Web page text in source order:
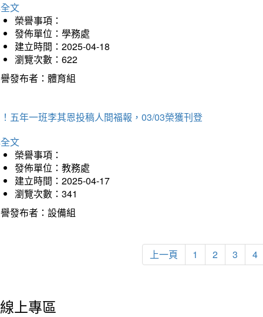
文
榮譽事項：
發佈單位：學務處
建立時間：2025-04-18
瀏覽次數：622
發布者：體育組
五年一班李其恩投稿人間福報，03/03榮獲刊登
文
榮譽事項：
發佈單位：教務處
建立時間：2025-04-17
瀏覽次數：341
發布者：設備組
上一頁 1 2 3 4
線上專區